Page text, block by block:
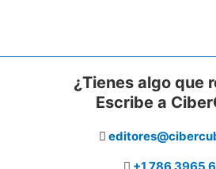
¿Tienes algo que
Escribe a
+1 786 3965